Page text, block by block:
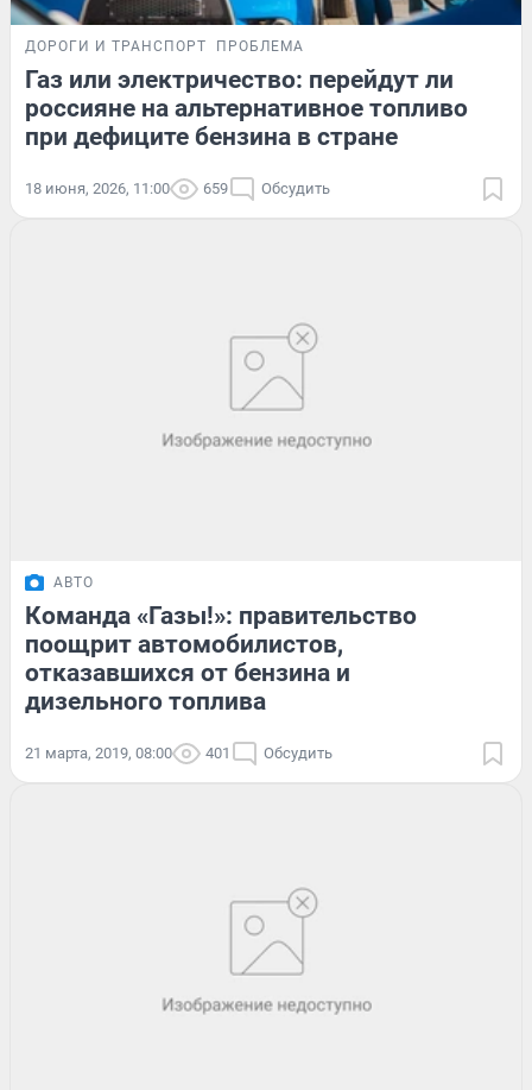
ДОРОГИ И ТРАНСПОРТ ПРОБЛЕМА
Газ или электричество: перейдут ли
россияне на альтернативное топливо
при дефиците бензина в стране
18 июня, 2026, 11:00 659 Обсудить
АВТО
Команда «Газы!»: правительство
поощрит автомобилистов,
отказавшихся от бензина и
дизельного топлива
21 марта, 2019, 08:00 401 Обсудить